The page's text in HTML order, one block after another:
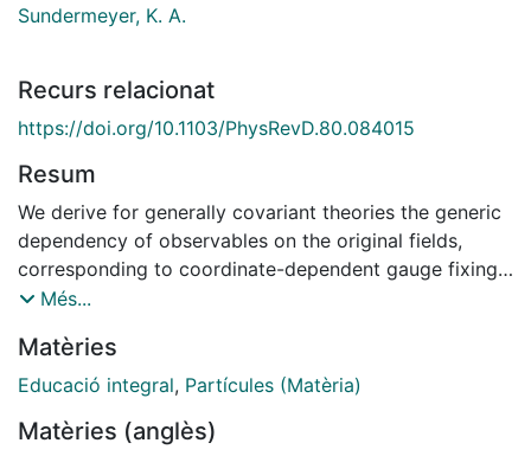
Sundermeyer, K. A.
Recurs relacionat
https://doi.org/10.1103/PhysRevD.80.084015
Resum
We derive for generally covariant theories the generic
dependency of observables on the original fields,
corresponding to coordinate-dependent gauge fixings.
This gauge choice is equivalent to a choice of
aid of spacetime scalar fields. With our approach we
make full contact with, and give a new perspective to,
able to directly derive generic properties of
Més...
Matèries
Educació integral, Partícules (Matèria)
Matèries (anglès)